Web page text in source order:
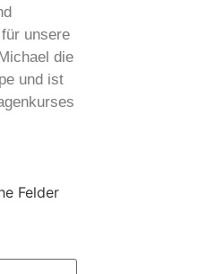
unsere
die
und ist
Felder